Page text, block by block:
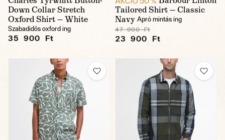
Down Collar Stretch
Oxford Shirt — White
Szabadidős oxford ing
35 900 Ft
Tailored Shirt — Classic
Navy Apró mintás ing
47 900 Ft
23 900 Ft